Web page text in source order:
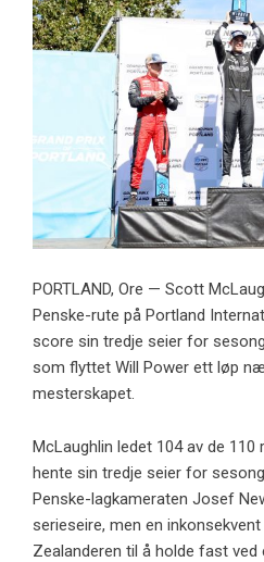
PORTLAND, Ore — Scott
Penske-rute på Portland
score sin tredje seier for
som flyttet Will Power ett løp
mesterskapet.
McLaughlin ledet 104 av de
hente sin tredje seier for
Penske-lagkameraten Josef
serieseire, men en
Zealanderen til å holde fast ved